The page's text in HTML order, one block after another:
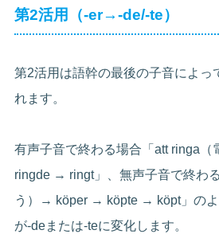
第2活用（-er→-de/-te）
第2活用は語幹の最後の子音によっ
れます。
有声子音で終わる場合「att ringa
ringde → ringt」、無声子音で終わ
う）→ köper → köpte → köpt」のよ
が-deまたは-teに変化します。